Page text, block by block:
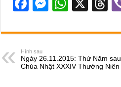
c
e
b
ss
n
at
A
e
d
Hình sau
Ngày 26.11.2015: Thứ Năm sau
Chúa Nhật XXXIV Thường Niên